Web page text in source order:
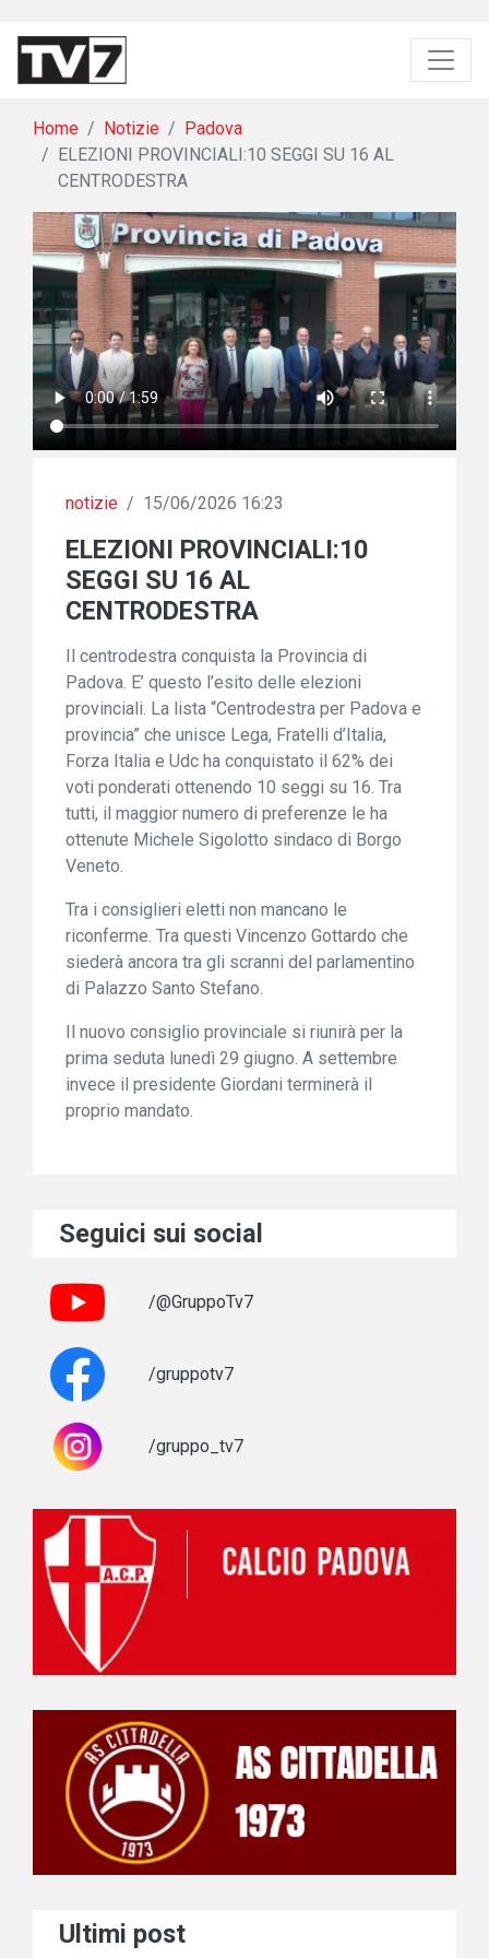
Home Notizie
Padova
ELEZIONI PROVINCIALI:10 SEGGI SU 16 AL
CENTRODESTRA
notizie / 15/06/2026 16:23
ELEZIONI PROVINCIALI:10
SEGGI SU 16 AL
CENTRODESTRA
Il centrodestra conquista la Provincia di
Padova. E’ questo l’esito delle elezioni
provinciali. La lista “Centrodestra per Padova e
provincia” che unisce Lega, Fratelli d’Italia,
Forza Italia e Udc ha conquistato il 62% dei
voti ponderati ottenendo 10 seggi su 16. Tra
tutti, il maggior numero di preferenze le ha
ottenute Michele Sigolotto sindaco di Borgo
Veneto.
Tra i consiglieri eletti non mancano le
riconferme. Tra questi Vincenzo Gottardo che
siederà ancora tra gli scranni del parlamentino
di Palazzo Santo Stefano.
Il nuovo consiglio provinciale si riunirà per la
prima seduta lunedì 29 giugno. A settembre
invece il presidente Giordani terminerà il
proprio mandato.
Seguici sui social
/@GruppoTv7
/gruppotv7
/gruppo_tv7
Ultimi post